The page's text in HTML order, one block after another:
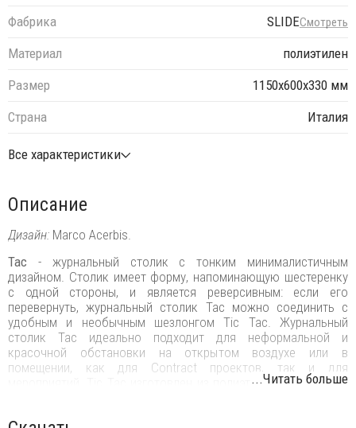
Фабрика SLIDEСмотреть
Материал
полиэтилен
Размер
1150х600х330 мм
Страна
Италия
Все характеристики
Описание
Дизайн: Marco Acerbis.
Tac - журнальный столик с тонким минималистичным
дизайном. Столик имеет форму, напоминающую шестеренку
с одной стороны, и является реверсивным: если его
перевернуть, журнальный столик Tac можно соединить с
удобным и необычным шезлонгом Tic Tac. Журнальный
столик Tac идеально подходит для неформальной и
красочной обстановки на открытом воздухе или в
помещении, как для Contract проектов, так и для
мероприятий. Tic Tac изготовлен из полиэтилена и доступен
...Читать больше